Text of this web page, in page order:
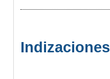
Indizaciones